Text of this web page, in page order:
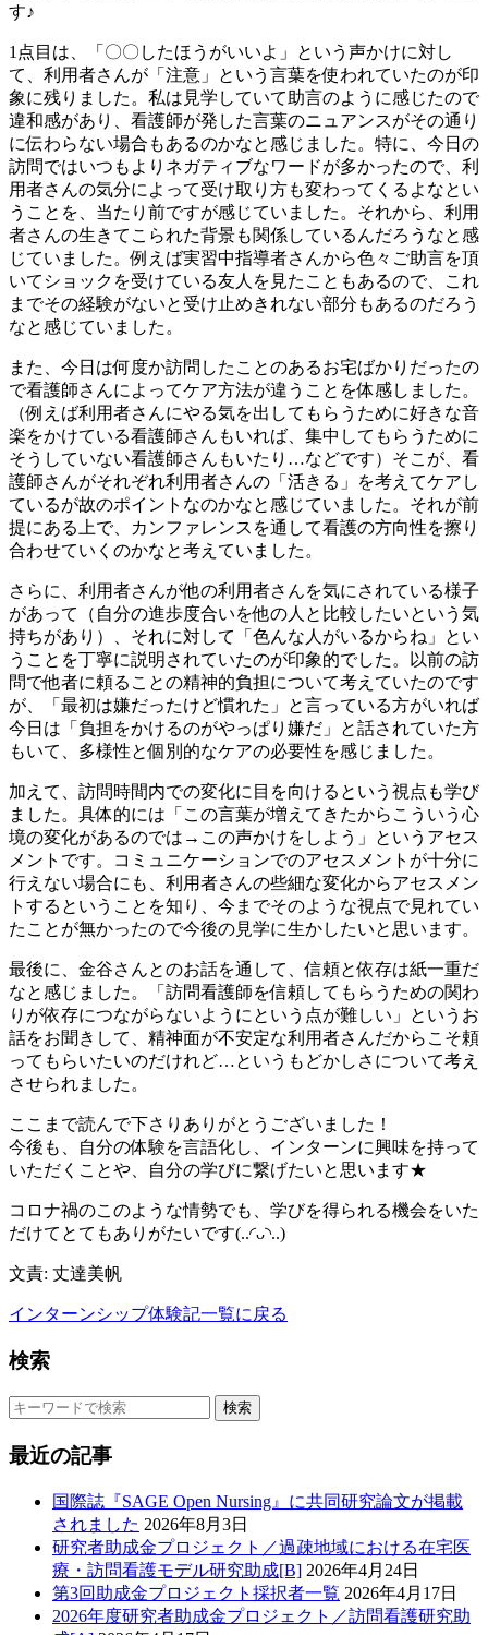
す♪
1点目は、「〇〇したほうがいいよ」という声かけに対し
て、利用者さんが「注意」という言葉を使われていたのが印
象に残りました。私は見学していて助言のように感じたので
違和感があり、看護師が発した言葉のニュアンスがその通り
に伝わらない場合もあるのかなと感じました。特に、今日の
訪問ではいつもよりネガティブなワードが多かったので、利
用者さんの気分によって受け取り方も変わってくるよなとい
うことを、当たり前ですが感じていました。それから、利用
者さんの生きてこられた背景も関係しているんだろうなと感
じていました。例えば実習中指導者さんから色々ご助言を頂
いてショックを受けている友人を見たこともあるので、これ
までその経験がないと受け止めきれない部分もあるのだろう
なと感じていました。
また、今日は何度か訪問したことのあるお宅ばかりだったの
で看護師さんによってケア方法が違うことを体感しました。
（例えば利用者さんにやる気を出してもらうために好きな音
楽をかけている看護師さんもいれば、集中してもらうために
そうしていない看護師さんもいたり…などです）そこが、看
護師さんがそれぞれ利用者さんの「活きる」を考えてケアし
ているが故のポイントなのかなと感じていました。それが前
提にある上で、カンファレンスを通して看護の方向性を擦り
合わせていくのかなと考えていました。
さらに、利用者さんが他の利用者さんを気にされている様子
があって（自分の進歩度合いを他の人と比較したいという気
持ちがあり）、それに対して「色んな人がいるからね」とい
うことを丁寧に説明されていたのが印象的でした。以前の訪
問で他者に頼ることの精神的負担について考えていたのです
が、「最初は嫌だったけど慣れた」と言っている方がいれば
今日は「負担をかけるのがやっぱり嫌だ」と話されていた方
もいて、多様性と個別的なケアの必要性を感じました。
加えて、訪問時間内での変化に目を向けるという視点も学び
ました。具体的には「この言葉が増えてきたからこういう心
境の変化があるのでは→この声かけをしよう」というアセス
メントです。コミュニケーションでのアセスメントが十分に
行えない場合にも、利用者さんの些細な変化からアセスメン
トするということを知り、今までそのような視点で見れてい
たことが無かったので今後の見学に生かしたいと思います。
最後に、金谷さんとのお話を通して、信頼と依存は紙一重だ
なと感じました。「訪問看護師を信頼してもらうための関わ
りが依存につながらないようにという点が難しい」というお
話をお聞きして、精神面が不安定な利用者さんだからこそ頼
ってもらいたいのだけれど…というもどかしさについて考え
させられました。
ここまで読んで下さりありがとうございました！
今後も、自分の体験を言語化し、インターンに興味を持って
いただくことや、自分の学びに繋げたいと思います★
コロナ禍のこのような情勢でも、学びを得られる機会をいた
だけてとてもありがたいです(..◜ᴗ◝..)
文責: 丈達美帆
インターンシップ体験記一覧に戻る
検索
検索
最近の記事
国際誌『SAGE Open Nursing』に共同研究論文が掲載
されました 2026年8月3日
研究者助成金プロジェクト／過疎地域における在宅医
療・訪問看護モデル研究助成[B] 2026年4月24日
第3回助成金プロジェクト採択者一覧 2026年4月17日
2026年度研究者助成金プロジェクト／訪問看護研究助